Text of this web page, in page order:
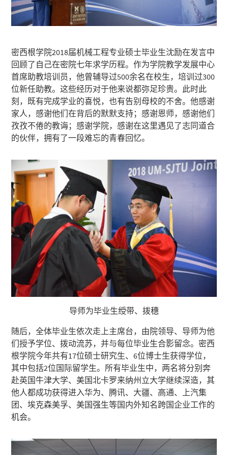
密西根学院2018届机械工程专业硕士毕业生沈励在发言中
回顾了自己在密院七年求学历程。作为学院教学发展中心
首席助教培训员，他曾辅导过500余名在校生，培训过300
位新任助教。这些经历对于他来说都弥足珍贵。此时此
刻，既有完成学业的喜悦，也有告别母校的不舍。他感谢
家人，感谢他们在背后的默默支持；感谢恩师，感谢他们
孜孜不倦的教诲；感谢学院，感谢在这里遇见了志同道合
的伙伴，拥有了一段难忘的青春回忆。
导师为毕业生绶带、拨穗
随后，全体毕业生依次走上主席台，由院领导、导师为他
们授予学位、拨动流苏，并与每位毕业生合影留念。密西
根学院今年共有17位硕士研究生、6位博士生获得学位，
其中包括2位国际留学生。所有毕业生中，两名将分别奔
赴英国牛津大学、美国北卡罗来纳州立大学继续深造，其
他人都成功获得进入华为、腾讯、大疆、高通、上汽集
团、埃克森美孚、美国强生等国内外知名跨国企业工作的
机会。